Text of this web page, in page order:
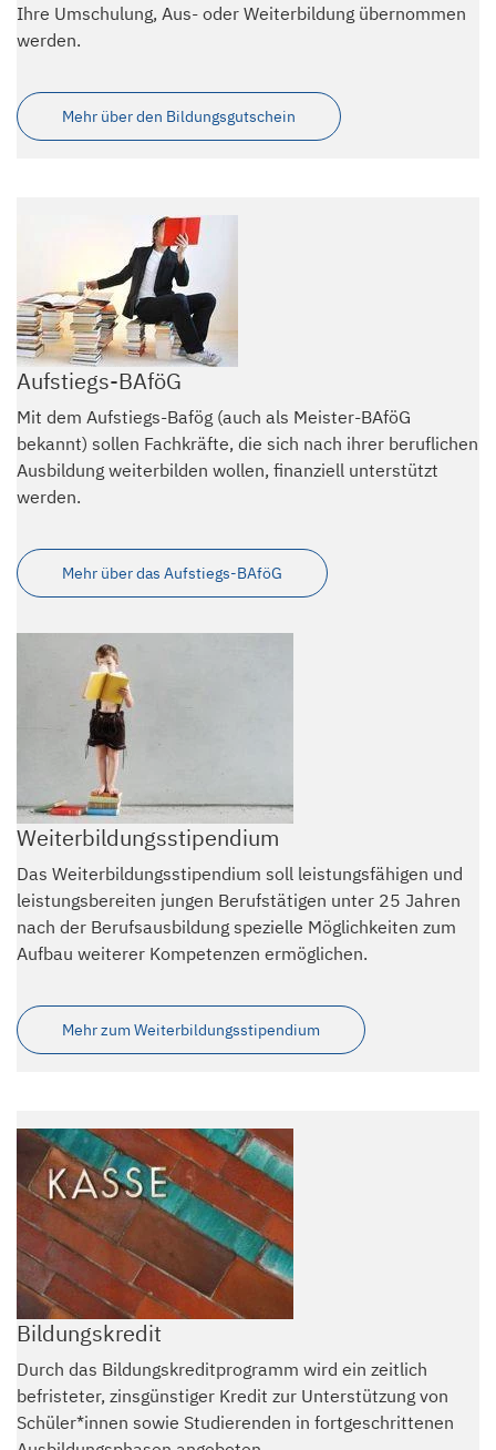
Ihre Umschulung, Aus- oder Weiterbildung übernommen
werden.
Mehr über den Bildungsgutschein
Aufstiegs-BAföG
Mit dem Aufstiegs-Bafög (auch als Meister-BAföG
bekannt) sollen Fachkräfte, die sich nach ihrer beruflichen
Ausbildung weiterbilden wollen, finanziell unterstützt
werden.
Mehr über das Aufstiegs-BAföG
Weiterbildungsstipendium
Das Weiterbildungsstipendium soll leistungsfähigen und
leistungsbereiten jungen Berufstätigen unter 25 Jahren
nach der Berufsausbildung spezielle Möglichkeiten zum
Aufbau weiterer Kompetenzen ermöglichen.
Mehr zum Weiterbildungsstipendium
Bildungskredit
Durch das Bildungskreditprogramm wird ein zeitlich
befristeter, zinsgünstiger Kredit zur Unterstützung von
Schüler*innen sowie Studierenden in fortgeschrittenen